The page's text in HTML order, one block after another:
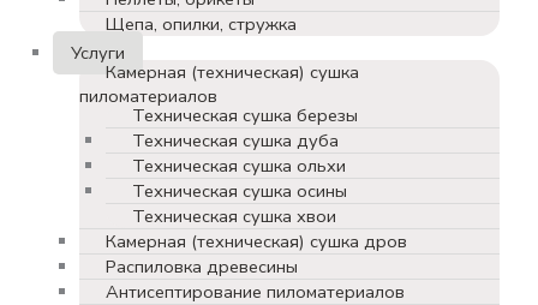
Щепа, опилки, стружка
Услуги
Камерная (техническая) сушка
пиломатериалов
Техническая сушка березы
Техническая сушка дуба
Техническая сушка ольхи
Техническая сушка осины
Техническая сушка хвои
Камерная (техническая) сушка дров
Распиловка древесины
Антисептирование пиломатериалов